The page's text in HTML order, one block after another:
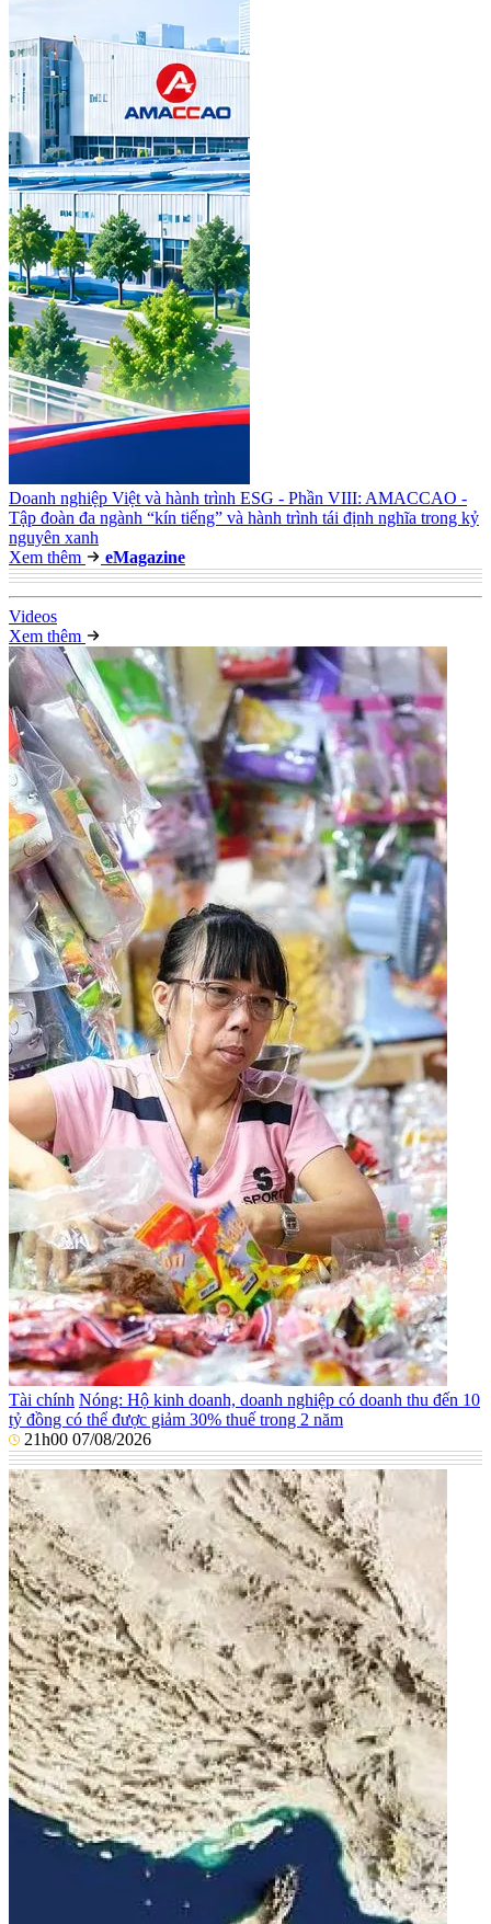
Doanh nghiệp Việt và hành trình ESG - Phần VIII: AMACCAO -
Tập đoàn đa ngành “kín tiếng” và hành trình tái định nghĩa trong kỷ
nguyên xanh
Xem thêm
eMagazine
Videos
Xem thêm
Tài chính Nóng: Hộ kinh doanh, doanh nghiệp có doanh thu đến 10
tỷ đồng có thể được giảm 30% thuế trong 2 năm
21h00 07/08/2026